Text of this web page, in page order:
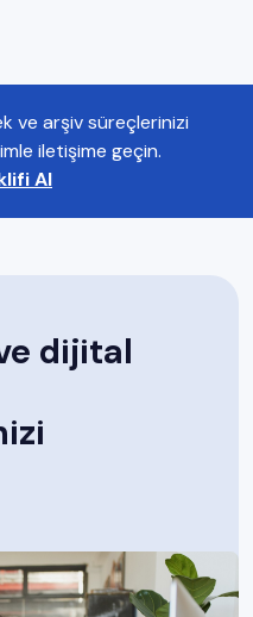
ve arşiv süreçlerinizi
iletişime geçin.
Al
dijital